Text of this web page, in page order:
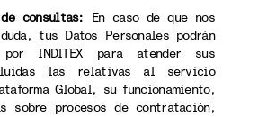
consultas: En caso de que nos
tus Datos Personales podrán
INDITEX para atender sus
las relativas al servicio
Global, su funcionamiento,
sobre procesos de contratación,